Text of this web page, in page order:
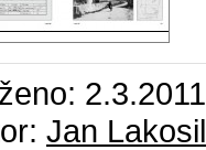
2.3.2011
Jan Lakosil